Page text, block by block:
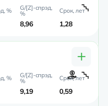
8,96 1,28
+
9,19 0,59